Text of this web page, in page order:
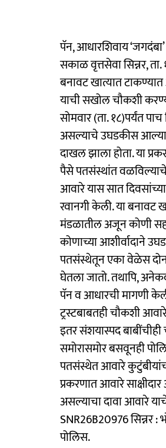
पॅन, आधारशिवाय
सकाळ वृत्तसेवा सिन्नर,
बनावट खात्यात
याची सखोल चौकशी
सोमवार (ता. १८)पर्यंत
असल्याचे उघडकीस
दाखल झाला होता. या
पैसे पतसंस्थांत वळविल्याचे
आवारे यास सात
रवानगी केली. या बनावट
मंडळातील अजून कोणी
कोणाच्या आशीर्वादाने
पतसंस्थेतून एका वेळेस
घेतला जातो. तथापि,
पॅन व आधारची मागणी
ट्रस्टबाबतही चौकशी
इतर संशयास्पद
समोरासमोर बसवूनही
पतसंस्थेत आवारे
प्रकरणात आवारे
असल्याचा दावा आवारे
SNR26B20976 सिन्नर :
पोलिस.